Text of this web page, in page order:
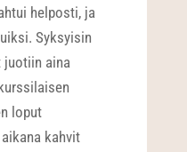
helposti, ja
Syksyisin
juotiin aina
loput
kahvit